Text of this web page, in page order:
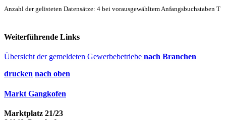
Anzahl der gelisteten Datensätze: 4 bei vorausgewähltem Anfangsbuchstaben T
Weiterführende Links
Übersicht der gemeldeten Gewerbebetriebe nach Branchen
drucken nach oben
Markt Gangkofen
Marktplatz 21/23